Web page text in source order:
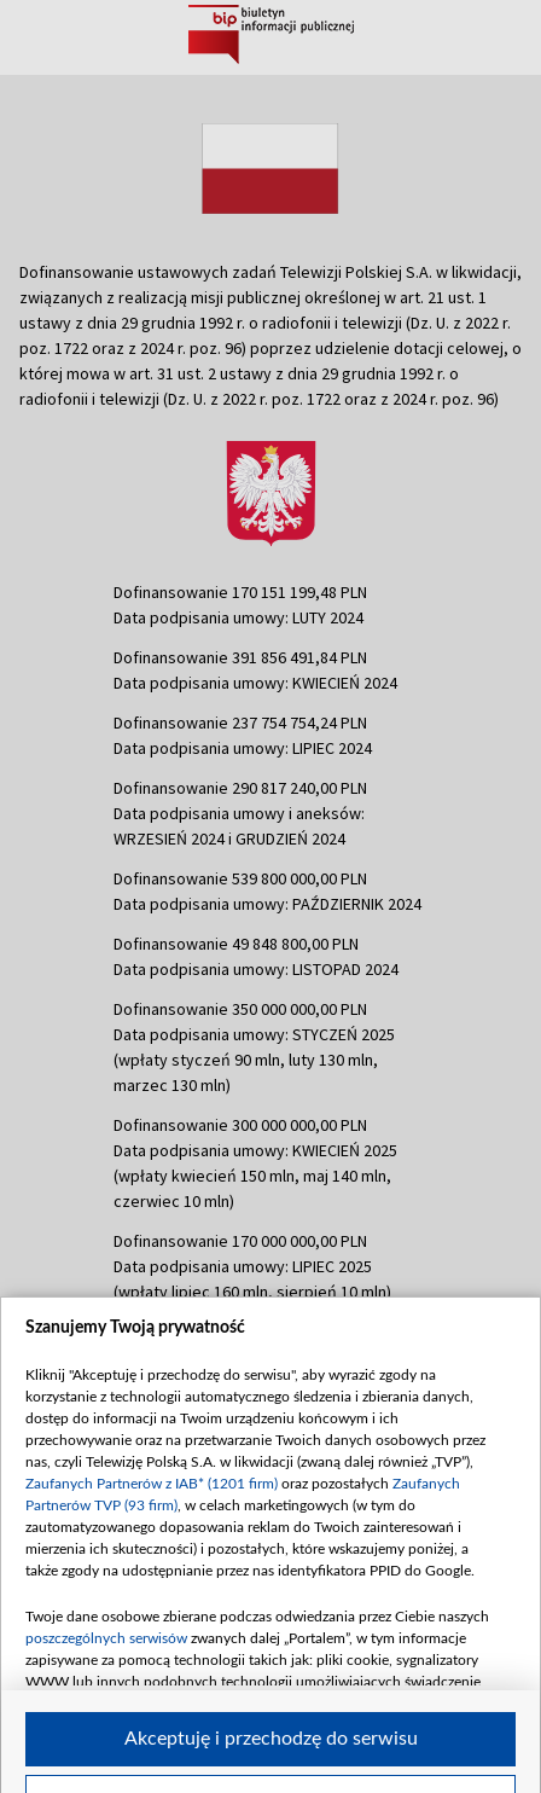
Dofinansowanie ustawowych zadań Telewizji Polskiej S.A. w likwidacji,
związanych z realizacją misji publicznej określonej w art. 21 ust. 1
ustawy z dnia 29 grudnia 1992 r. o radiofonii i telewizji (Dz. U. z 2022 r.
poz. 1722 oraz z 2024 r. poz. 96) poprzez udzielenie dotacji celowej, o
której mowa w art. 31 ust. 2 ustawy z dnia 29 grudnia 1992 r. o
radiofonii i telewizji (Dz. U. z 2022 r. poz. 1722 oraz z 2024 r. poz. 96)
Dofinansowanie 170 151 199,48 PLN
Data podpisania umowy: LUTY 2024
Dofinansowanie 391 856 491,84 PLN
Data podpisania umowy: KWIECIEŃ 2024
Dofinansowanie 237 754 754,24 PLN
Data podpisania umowy: LIPIEC 2024
Dofinansowanie 290 817 240,00 PLN
Data podpisania umowy i aneksów:
WRZESIEŃ 2024 i GRUDZIEŃ 2024
Dofinansowanie 539 800 000,00 PLN
Data podpisania umowy: PAŹDZIERNIK 2024
Dofinansowanie 49 848 800,00 PLN
Data podpisania umowy: LISTOPAD 2024
Dofinansowanie 350 000 000,00 PLN
Data podpisania umowy: STYCZEŃ 2025
(wpłaty styczeń 90 mln, luty 130 mln,
marzec 130 mln)
Dofinansowanie 300 000 000,00 PLN
Data podpisania umowy: KWIECIEŃ 2025
(wpłaty kwiecień 150 mln, maj 140 mln,
czerwiec 10 mln)
Dofinansowanie 170 000 000,00 PLN
Data podpisania umowy: LIPIEC 2025
(wpłaty lipiec 160 mln, sierpień 10 mln)
Dofinansowanie 60 000 000,00 PLN
(wpłata wrzesień 60 mln)
Dofinansowanie 635 783 051,21 PLN
Data podpisania umowy: WRZESIEŃ 2025
(wpłata wrzesień 100 mln, październik 350
mln, listopad 265 mln)
Dofinansowanie 48 862 000,00 PLN
Data podpisania umowy: GRUDZIEŃ 2025
Dofinansowanie 900 000 000,00 PLN
Data podpisania umowy: LUTY 2026 (wpłata
26 lutego 80 mln, 4 marca 370 mln,8
czerwca 90 mln)
Szanujemy Twoją prywatność
Kliknij "Akceptuję i przechodzę do serwisu", aby wyrazić zgody na
korzystanie z technologii automatycznego śledzenia i zbierania danych,
dostęp do informacji na Twoim urządzeniu końcowym i ich
przechowywanie oraz na przetwarzanie Twoich danych osobowych przez
nas, czyli Telewizję Polską S.A. w likwidacji (zwaną dalej również „TVP”),
Zaufanych Partnerów z IAB* (1201 firm) oraz pozostałych Zaufanych
Partnerów TVP (93 firm) , w celach marketingowych (w tym do
zautomatyzowanego dopasowania reklam do Twoich zainteresowań i
mierzenia ich skuteczności) i pozostałych, które wskazujemy poniżej, a
także zgody na udostępnianie przez nas identyfikatora PPID do Google.
Twoje dane osobowe zbierane podczas odwiedzania przez Ciebie naszych
poszczególnych serwisów zwanych dalej „Portalem”, w tym informacje
zapisywane za pomocą technologii takich jak: pliki cookie, sygnalizatory
WWW lub innych podobnych technologii umożliwiających świadczenie
Akceptuję i przechodzę do serwisu